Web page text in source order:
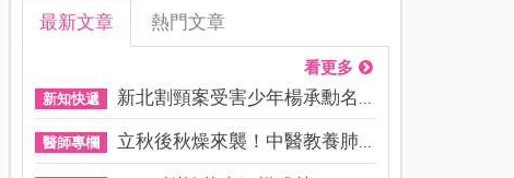
最新文章 熱門文章
看更多
新知快遞 新北割頸案受害少年楊承勳名...
醫師專欄 立秋後秋燥來襲！中醫教養肺...